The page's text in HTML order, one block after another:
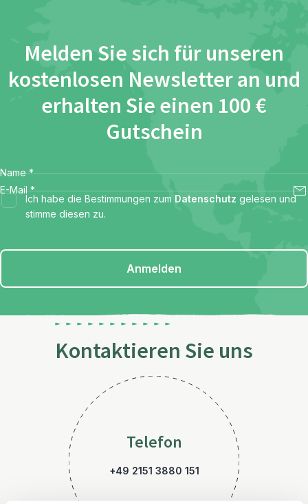
Melden Sie sich für unseren
kostenlosen Newsletter an und
erhalten Sie einen 100 €
Gutschein
Name *
E-Mail *
Ich habe die Bestimmungen zum Datenschutz gelesen und
stimme diesen zu.
Anmelden
Kontaktieren Sie uns
Telefon
+49 2151 3880 151